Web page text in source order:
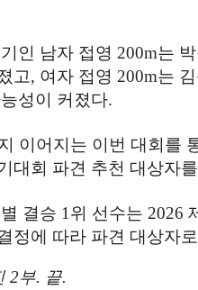
인 남자 접영200m는
고, 여자 접영200m는
성이 커졌다.
이어지는 이번 대회를
대회 파견 추천 대상자
결승 1위 선수는2026
정에 따라 파견 대상자
2부. 끝.